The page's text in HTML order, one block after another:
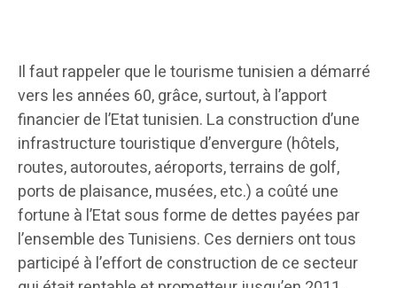
Il faut rappeler que le tourisme tunisien a démarré
vers les années 60, grâce, surtout, à l’apport
financier de l’Etat tunisien. La construction d’une
infrastructure touristique d’envergure (hôtels,
routes, autoroutes, aéroports, terrains de golf,
ports de plaisance, musées, etc.) a coûté une
fortune à l’Etat sous forme de dettes payées par
l’ensemble des Tunisiens. Ces derniers ont tous
participé à l’effort de construction de ce secteur